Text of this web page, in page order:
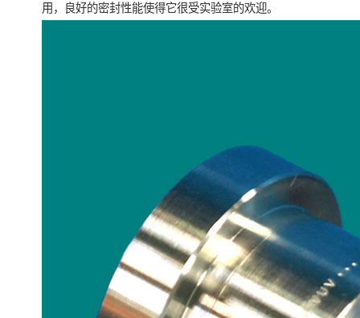
用，良好的密封性能使得它很受实验室的欢迎。